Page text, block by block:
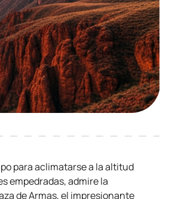
para aclimatarse a la altitud
empedradas, admire la
de Armas, el impresionante